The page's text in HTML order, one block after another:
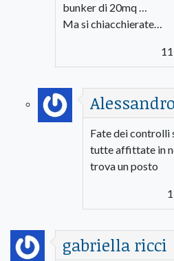
bunker di 20mq …
Ma si chiacchierate…
Fate dei controlli
tutte affittate in
trova un posto
gabriella ricci